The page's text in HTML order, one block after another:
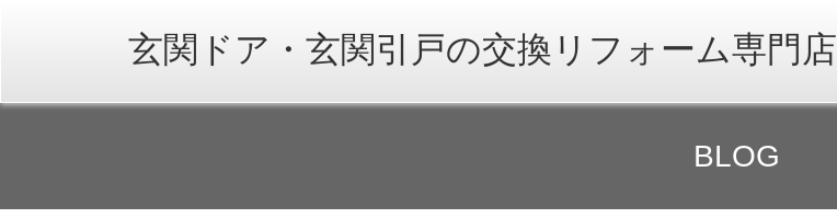
玄関ドア・玄関引戸の交換リフォーム専門店
BLOG